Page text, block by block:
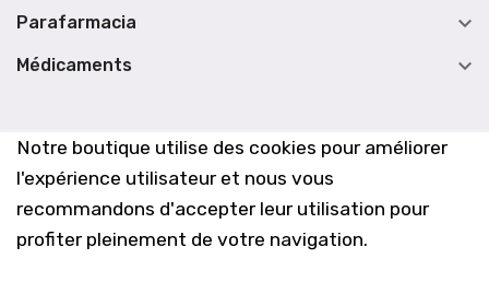
Notre boutique utilise des cookies pour améliorer
l'expérience utilisateur et nous vous
recommandons d'accepter leur utilisation pour
profiter pleinement de votre navigation.
Parafarmacia 
Médicaments 